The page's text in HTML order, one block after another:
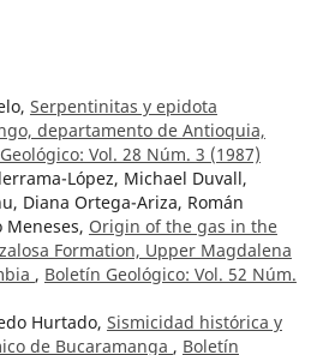
Serpentinitas y epidota
departamento de Antioquia,
Vol. 28 Núm. 3 (1987)
López, Michael Duvall,
Diana Ortega-Ariza, Román
Meneses, Origin of the gas in the
Formation, Upper Magdalena
, Boletín Geológico: Vol. 52 Núm.
Hurtado, Sismicidad histórica y
de Bucaramanga , Boletín